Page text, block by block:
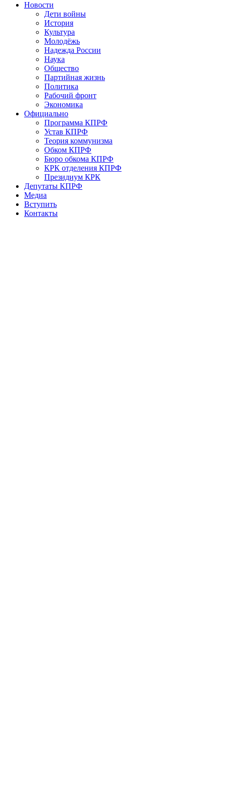
Новости
Дети войны
История
Культура
Молодёжь
Надежда России
Наука
Общество
Партийная жизнь
Политика
Рабочий фронт
Экономика
Официально
Программа КПРФ
Устав КПРФ
Теория коммунизма
Обком КПРФ
Бюро обкома КПРФ
КРК отделения КПРФ
Президиум КРК
Депутаты КПРФ
Медиа
Вступить
Контакты